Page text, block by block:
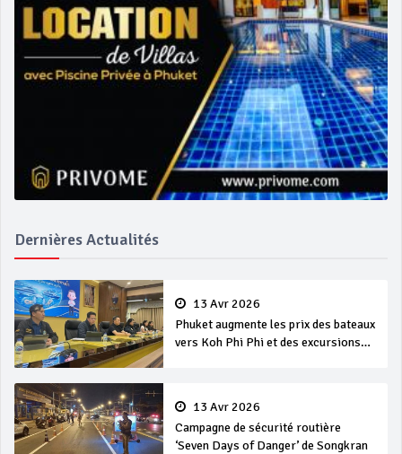
Dernières Actualités
13 Avr 2026
Phuket augmente les prix des bateaux
vers Koh Phi Phi et des excursions
13 Avr 2026
Campagne de sécurité routière
‘Seven Days of Danger’ de Songkran